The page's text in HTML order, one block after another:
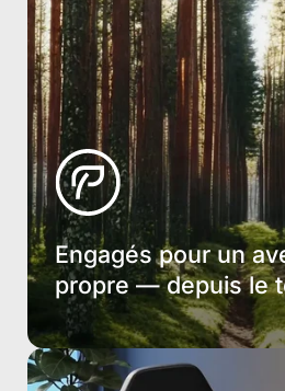
Engagés pour un
propre — depuis le